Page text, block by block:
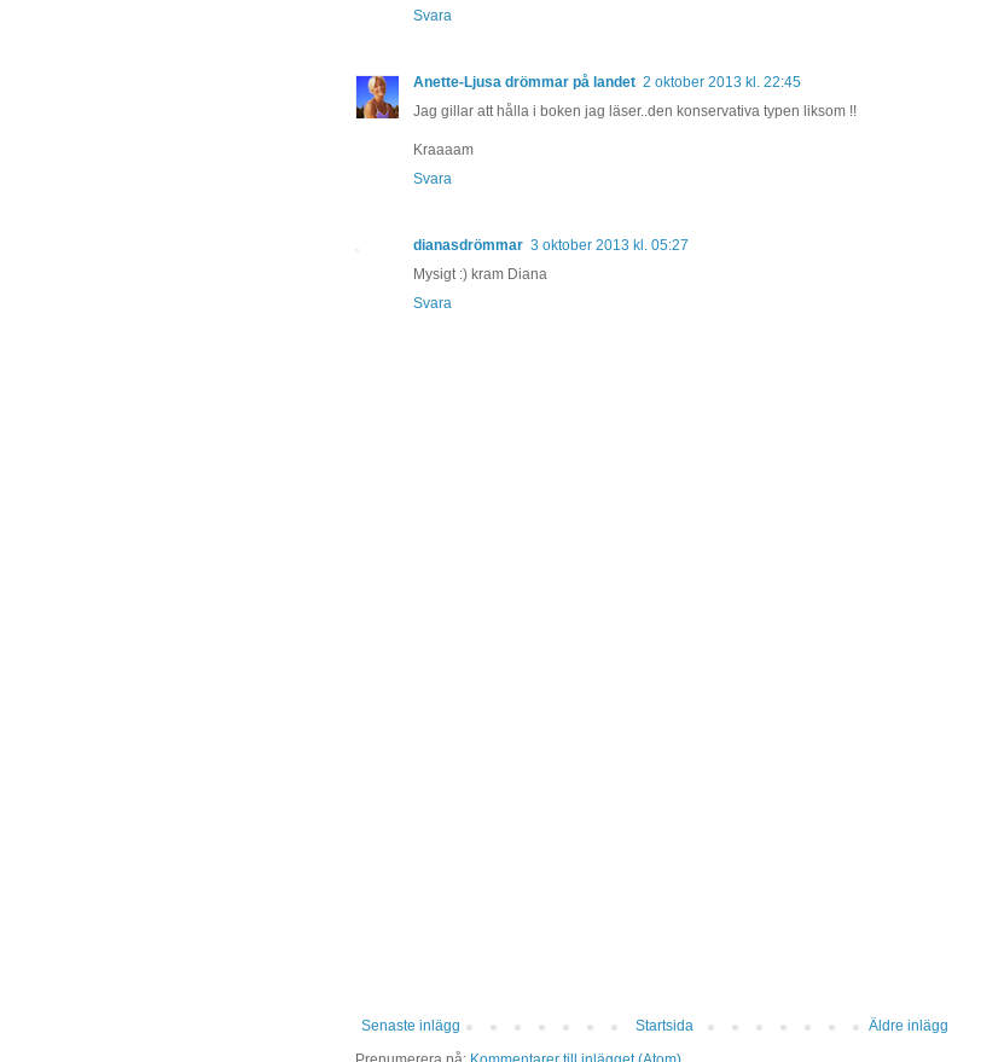
Svara
Anette-Ljusa drömmar på landet 2 oktober 2013 kl. 22:45
Jag gillar att hålla i boken jag läser..den konservativa typen liksom !!
Kraaaam
Svara
dianasdrömmar 3 oktober 2013 kl. 05:27
Mysigt :) kram Diana
Svara
Senaste inlägg Äldre inlägg
Startsida